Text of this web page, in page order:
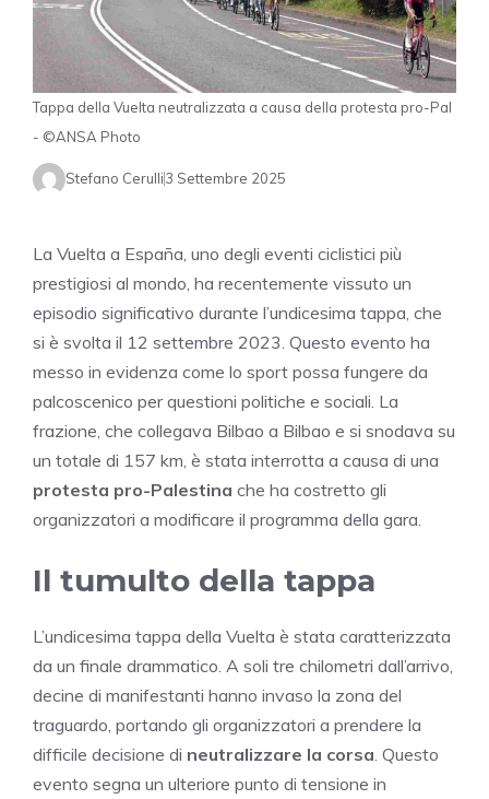
Tappa della Vuelta neutralizzata a causa della protesta pro-Pal
- ©ANSA Photo
Stefano Cerulli3 Settembre 2025
La Vuelta a España, uno degli eventi ciclistici più
prestigiosi al mondo, ha recentemente vissuto un
episodio significativo durante l’undicesima tappa, che
si è svolta il 12 settembre 2023. Questo evento ha
messo in evidenza come lo sport possa fungere da
palcoscenico per questioni politiche e sociali. La
frazione, che collegava Bilbao a Bilbao e si snodava su
un totale di 157 km, è stata interrotta a causa di una
protesta pro-Palestina che ha costretto gli
organizzatori a modificare il programma della gara.
Il tumulto della tappa
L’undicesima tappa della Vuelta è stata caratterizzata
da un finale drammatico. A soli tre chilometri dall’arrivo,
decine di manifestanti hanno invaso la zona del
traguardo, portando gli organizzatori a prendere la
difficile decisione di neutralizzare la corsa . Questo
evento segna un ulteriore punto di tensione in